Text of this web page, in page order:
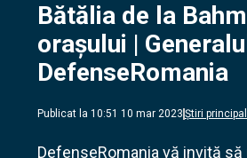
Bătălia de la
orașului |
DefenseRomania
Publicat la 10:51 10 mar 2023 Știri
DefenseRomania vă invită